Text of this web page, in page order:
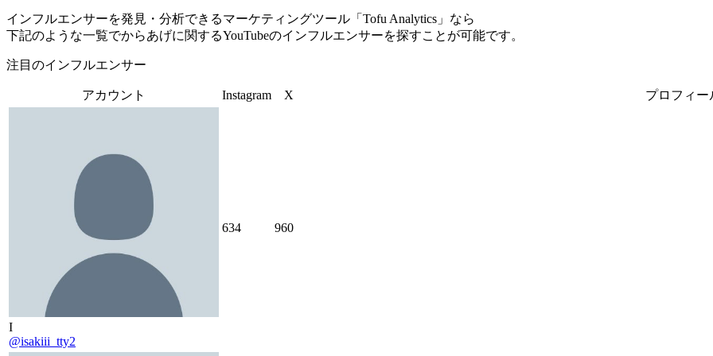
インフルエンサーを発見・分析できるマーケティングツール「Tofu Analytics」なら
下記のような一覧でからあげに関するYouTubeのインフルエンサーを探すことが可能です。
注目のインフルエンサー
アカウント Instagram X プロフィー
I
@isakiii_tty2
634 960